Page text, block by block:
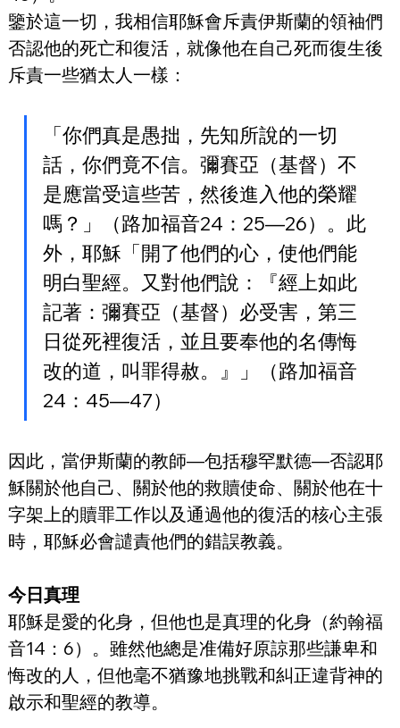
鑒於這一切，我相信耶穌會斥責伊斯蘭的領袖們
否認他的死亡和復活，就像他在自己死而復生後
斥責一些猶太人一樣：
「你們真是愚拙，先知所說的一切
話，你們竟不信。彌賽亞（基督）不
是應當受這些苦，然後進入他的榮耀
嗎？」（路加福音24：25—26）。此
外，耶穌「開了他們的心，使他們能
明白聖經。又對他們說：『經上如此
記著：彌賽亞（基督）必受害，第三
日從死裡復活，並且要奉他的名傳悔
改的道，叫罪得赦。』」（路加福音
24：45—47）
因此，當伊斯蘭的教師—包括穆罕默德—否認耶
穌關於他自己、關於他的救贖使命、關於他在十
字架上的贖罪工作以及通過他的復活的核心主張
時，耶穌必會譴責他們的錯誤教義。
今日真理
耶穌是愛的化身，但他也是真理的化身（約翰福
音14：6）。雖然他總是准備好原諒那些謙卑和
悔改的人，但他毫不猶豫地挑戰和糾正違背神的
啟示和聖經的教導。